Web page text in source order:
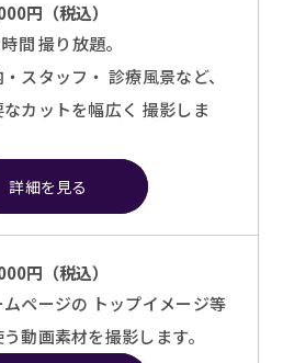
円（税込）
間 撮り放題。
スタッフ・ 診療風景など、
カットを幅広く 撮影しま
詳細を見る
円（税込）
ムページの トップイメージ等
動画素材を撮影します。